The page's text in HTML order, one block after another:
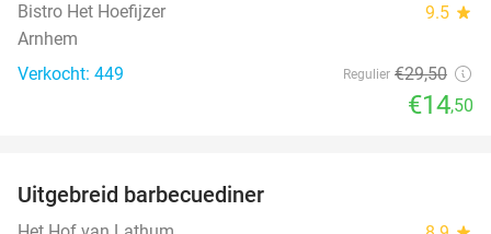
Bistro Het Hoefijzer 9.5 star
Arnhem
Verkocht: 449
Regulier €29,50
€14,50
Uitgebreid barbecuediner